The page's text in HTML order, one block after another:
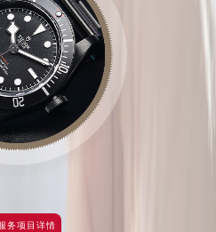
路帝舵售后服务中心（需提前预约）
路帝舵售后服务中心（需提前预约）
中路帝舵售后服务中心（需提前预约）
务项目详情